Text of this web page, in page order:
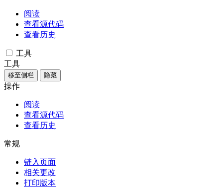
阅读
查看源代码
查看历史
工具
工具
移至侧栏 隐藏
操作
阅读
查看源代码
查看历史
常规
链入页面
相关更改
打印版本